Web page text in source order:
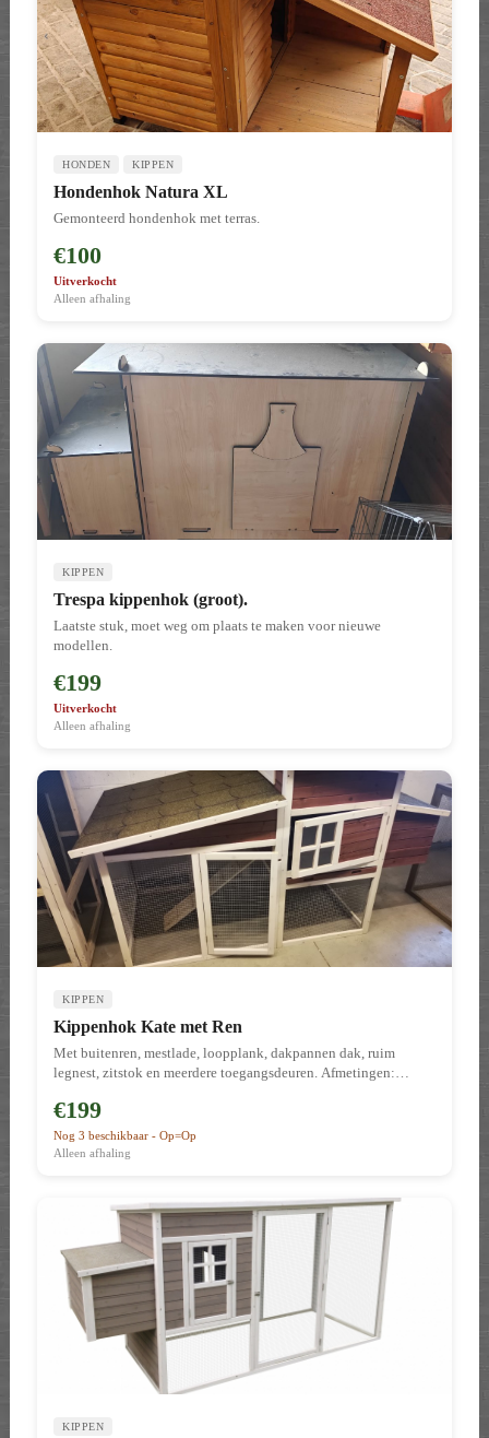
HONDEN KIPPEN
Hondenhok Natura XL
Gemonteerd hondenhok met terras.
€100
Uitverkocht
Alleen afhaling
KIPPEN
Trespa kippenhok (groot).
Laatste stuk, moet weg om plaats te maken voor nieuwe
modellen.
€199
Uitverkocht
Alleen afhaling
KIPPEN
Kippenhok Kate met Ren
Met buitenren, mestlade, loopplank, dakpannen dak, ruim
legnest, zitstok en meerdere toegangsdeuren. Afmetingen:
€199
Nog 3 beschikbaar - Op=Op
Alleen afhaling
KIPPEN